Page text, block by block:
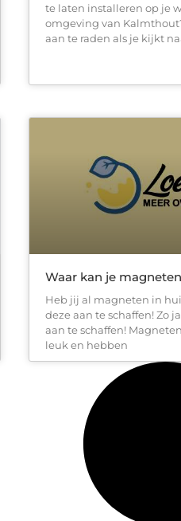
te laten installeren op je
omgeving van
aan te raden als je kijkt
Waar kan je
Heb jij al magneten in
deze aan te schaffen! Zo
aan te schaffen!
leuk en hebben